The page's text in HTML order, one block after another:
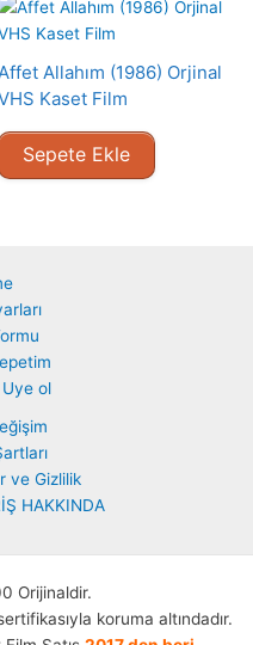
Allahım (1986) Orjinal
Kaset Film
Sepete Ekle
ol
ve Gizlilik
HAKKINDA
Orijinaldir.
koruma altındadır.